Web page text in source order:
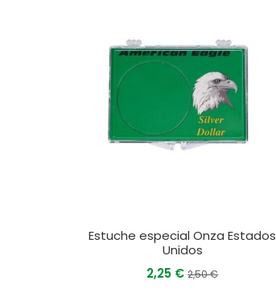
Estuche especial Onza Estados
Unidos
2,25 €2,50 €